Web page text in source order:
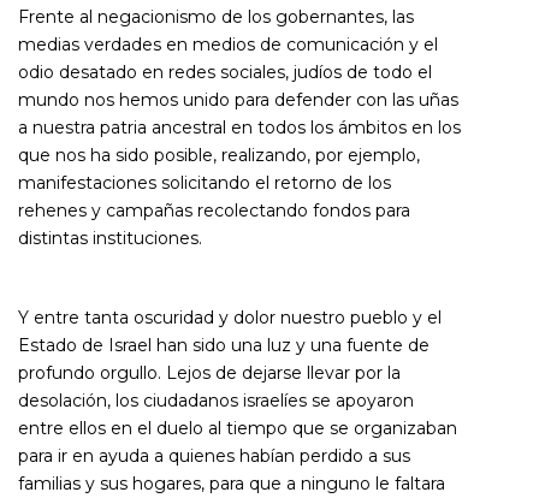
Frente al negacionismo de los gobernantes, las
medias verdades en medios de comunicación y el
odio desatado en redes sociales, judíos de todo el
mundo nos hemos unido para defender con las uñas
a nuestra patria ancestral en todos los ámbitos en los
que nos ha sido posible, realizando, por ejemplo,
manifestaciones solicitando el retorno de los
rehenes y campañas recolectando fondos para
distintas instituciones.
Y entre tanta oscuridad y dolor nuestro pueblo y el
Estado de Israel han sido una luz y una fuente de
profundo orgullo. Lejos de dejarse llevar por la
desolación, los ciudadanos israelíes se apoyaron
entre ellos en el duelo al tiempo que se organizaban
para ir en ayuda a quienes habían perdido a sus
familias y sus hogares, para que a ninguno le faltara